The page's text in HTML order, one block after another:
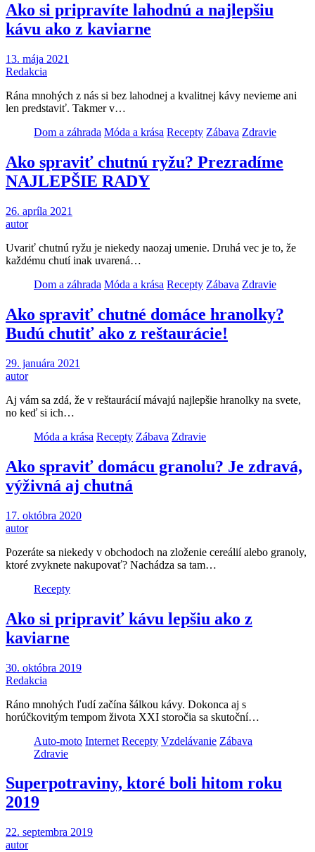
Ako si pripravíte lahodnú a najlepšiu
kávu ako z kaviarne
13. mája 2021
Redakcia
Rána mnohých z nás si bez lahodnej a kvalitnej kávy nevieme ani
len predstaviť. Takmer v…
Dom a záhrada Móda a krása Recepty Zábava Zdravie
Ako spraviť chutnú ryžu? Prezradíme
NAJLEPŠIE RADY
26. apríla 2021
autor
Uvariť chutnú ryžu je niekedy naozaj umenie. Druhá vec je to, že
každému chutí inak uvarená…
Dom a záhrada Móda a krása Recepty Zábava Zdravie
Ako spraviť chutné domáce hranolky?
Budú chutiť ako z reštaurácie!
29. januára 2021
autor
Aj vám sa zdá, že v reštaurácií mávajú najlepšie hranolky na svete,
no keď si ich…
Móda a krása Recepty Zábava Zdravie
Ako spraviť domácu granolu? Je zdravá,
výživná aj chutná
17. októbra 2020
autor
Pozeráte sa niekedy v obchodoch na zloženie cereálií alebo granoly,
ktoré zvyknete nakupovať? Nachádza sa tam…
Recepty
Ako si pripraviť kávu lepšiu ako z
kaviarne
30. októbra 2019
Redakcia
Ráno mnohých ľudí začína šálkou kávy. Dokonca aj s
horúčkovitým tempom života XXI storočia sa skutoční…
Auto-moto Internet Recepty Vzdelávanie Zábava
Zdravie
Superpotraviny, ktoré boli hitom roku
2019
22. septembra 2019
autor